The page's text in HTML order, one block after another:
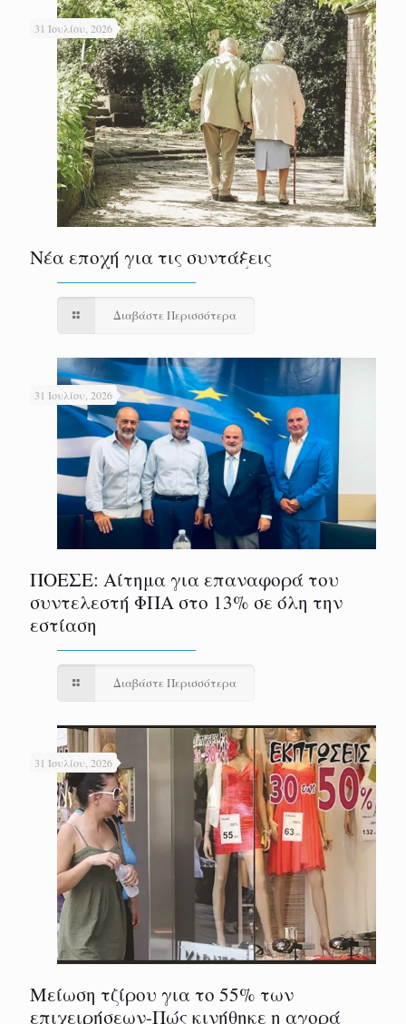
31 Ιουλίου, 2026
Νέα εποχή για τις συντάξεις
Διαβάστε Περισσότερα
31 Ιουλίου, 2026
ΠΟΕΣΕ: Αίτημα για επαναφορά του
συντελεστή ΦΠΑ στο 13% σε όλη την
εστίαση
Διαβάστε Περισσότερα
31 Ιουλίου, 2026
Μείωση τζίρου για το 55% των
επιχειρήσεων-Πώς κινήθηκε η αγορά